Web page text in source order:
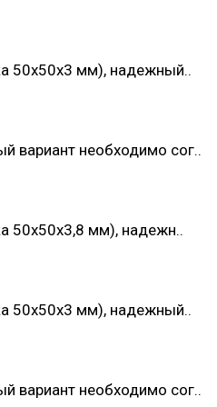
50х50х3 мм), надежный..
вариант необходимо сог..
50х50х3,8 мм), надежн..
50х50х3 мм), надежный..
вариант необходимо сог..